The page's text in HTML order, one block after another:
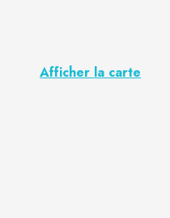
Afficher la carte